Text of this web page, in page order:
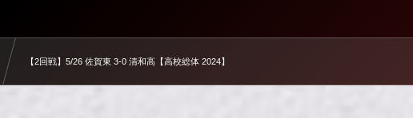
【2回戦】5/26 佐賀東 3-0 清和高【高校総体 2024】